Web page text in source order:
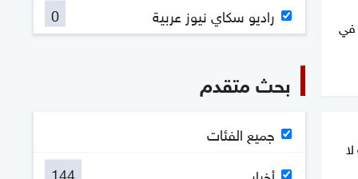
في
راديو سكاي نيوز عربية
0
بحث متقدم
جميع الفئات
144